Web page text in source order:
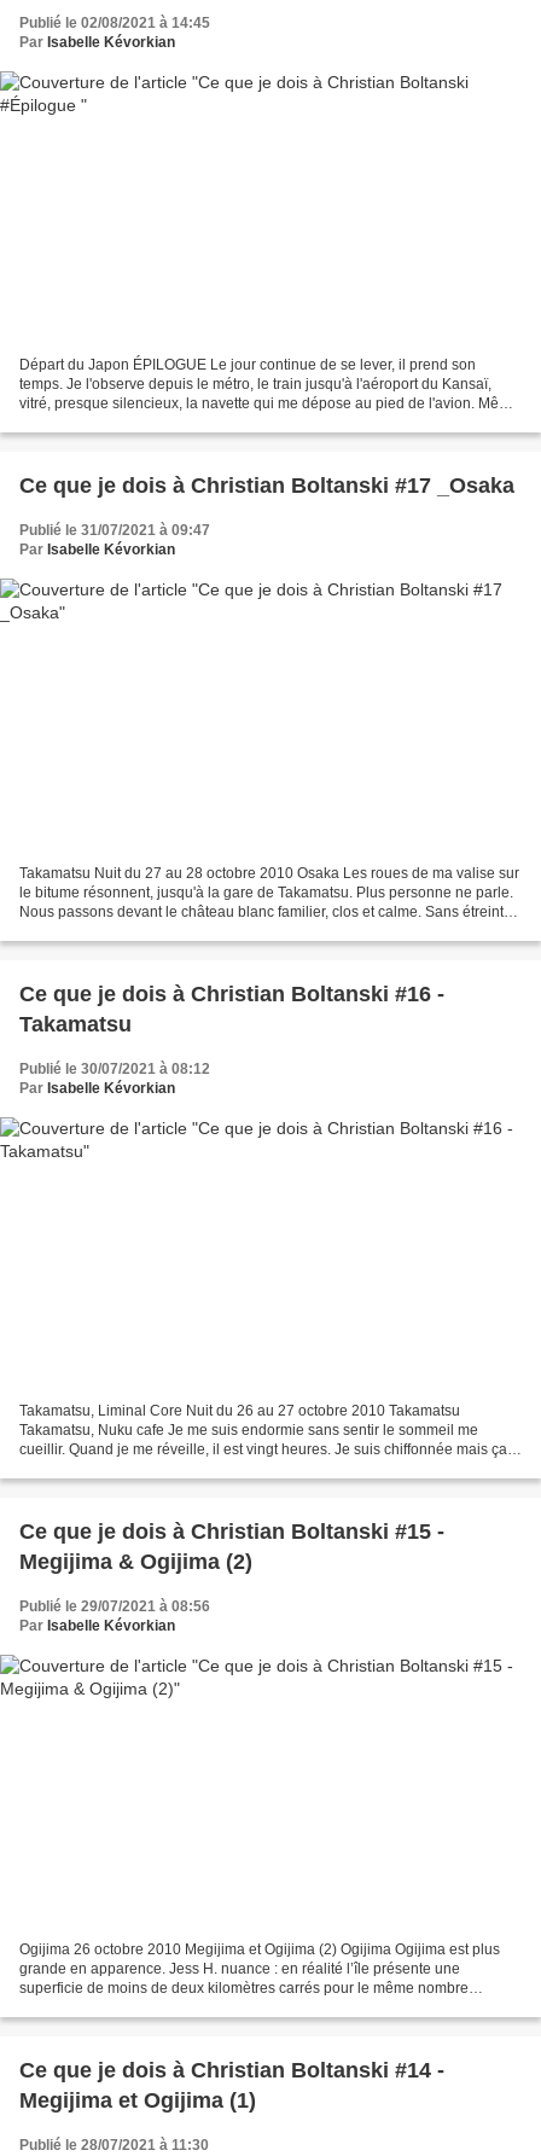
Publié le 02/08/2021 à 14:45
Par Isabelle Kévorkian
Départ du Japon ÉPILOGUE Le jour continue de se lever, il prend son
temps. Je l'observe depuis le métro, le train jusqu'à l'aéroport du Kansaï,
vitré, presque silencieux, la navette qui me dépose au pied de l'avion. Même
Ce que je dois à Christian Boltanski #17 _Osaka
Publié le 31/07/2021 à 09:47
Par Isabelle Kévorkian
Takamatsu Nuit du 27 au 28 octobre 2010 Osaka Les roues de ma valise sur
le bitume résonnent, jusqu'à la gare de Takamatsu. Plus personne ne parle.
Nous passons devant le château blanc familier, clos et calme. Sans étreinte
Ce que je dois à Christian Boltanski #16 -
Takamatsu
Publié le 30/07/2021 à 08:12
Par Isabelle Kévorkian
Takamatsu, Liminal Core Nuit du 26 au 27 octobre 2010 Takamatsu
Takamatsu, Nuku cafe Je me suis endormie sans sentir le sommeil me
cueillir. Quand je me réveille, il est vingt heures. Je suis chiffonnée mais ça
Ce que je dois à Christian Boltanski #15 -
Megijima & Ogijima (2)
Publié le 29/07/2021 à 08:56
Par Isabelle Kévorkian
Ogijima 26 octobre 2010 Megijima et Ogijima (2) Ogijima Ogijima est plus
grande en apparence. Jess H. nuance : en réalité l’île présente une
superficie de moins de deux kilomètres carrés pour le même nombre
Ce que je dois à Christian Boltanski #14 -
Megijima et Ogijima (1)
Publié le 28/07/2021 à 11:30